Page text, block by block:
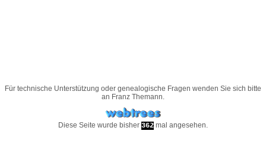
Für technische Unterstützung oder genealogische Fragen wenden Sie sich bitte
an Franz Themann.
Diese Seite wurde bisher 362 mal angesehen.